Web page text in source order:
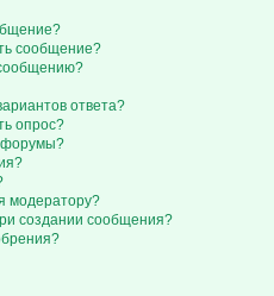
сообщение?
ответа?
опрос?
форумы?
модератору?
создании сообщения?